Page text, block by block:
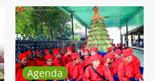
Agenda